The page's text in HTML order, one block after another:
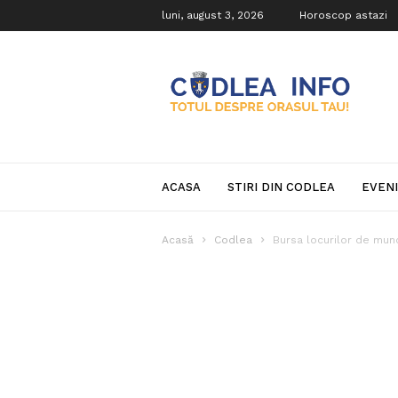
luni, august 3, 2026 Horoscop astazi
Info
ACASA STIRI DIN CODLEA
Acasă Codlea Bursa locurilor de